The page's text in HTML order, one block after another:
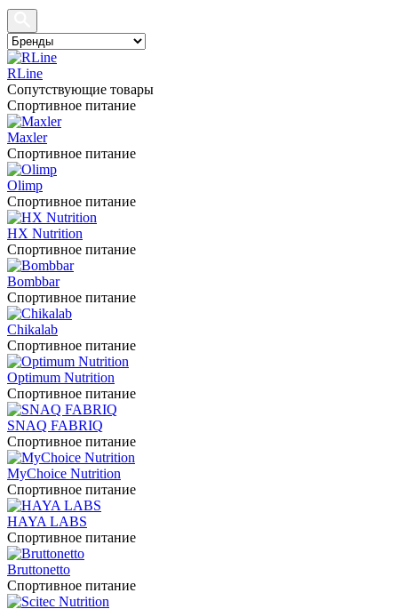
RLine
Сопутствующие товары
Спортивное питание
Maxler
Спортивное питание
Olimp
Спортивное питание
HX Nutrition
Спортивное питание
Bombbar
Спортивное питание
Chikalab
Спортивное питание
Optimum Nutrition
Спортивное питание
SNAQ FABRIQ
Спортивное питание
MyChoice Nutrition
Спортивное питание
HAYA LABS
Спортивное питание
Bruttonetto
Спортивное питание